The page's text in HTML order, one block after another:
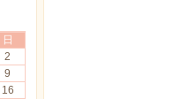
日
2
9
16